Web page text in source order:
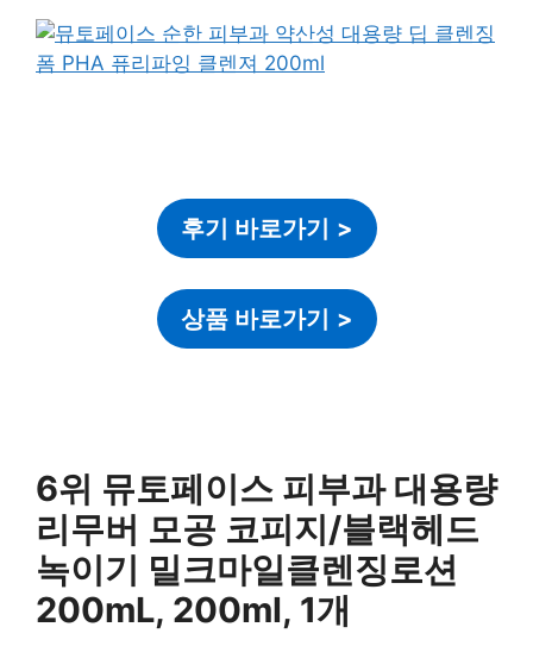
후기 바로가기 >
상품 바로가기 >
6위 뮤토페이스 피부과 대용량
리무버 모공 코피지/블랙헤드
녹이기 밀크마일클렌징로션
200mL, 200ml, 1개